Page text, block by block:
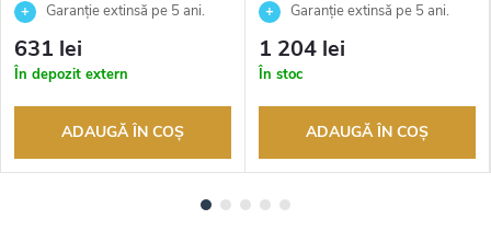
Garanție extinsă pe 5 ani.
Până la 100 de zile pentru
returnarea bunurilor. Vânzător
autorizat
631 lei
În depozit extern
ADAUGĂ ÎN COŞ
Garanție extinsă pe 5 ani.
Până la 100 de zile pentru
returnarea bunurilor. Vânzător
1 204 lei
În stoc
ADAUGĂ ÎN COŞ